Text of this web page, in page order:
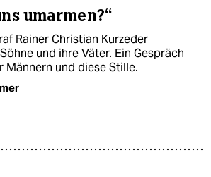
umarmen?“
Rainer Christian Kurzeder
und ihre Väter. Ein Gespräch
und diese Stille.